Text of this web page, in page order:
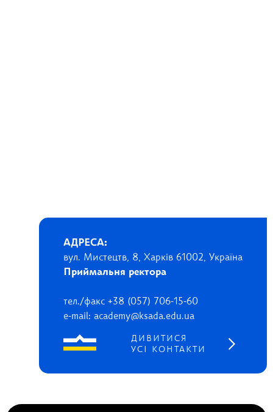
АДРЕСА:
вул. Мистецтв, 8, Харків 61002, Україна
Приймальня ректора
тел./факс +38 (057) 706-15-60
e-mail: academy@ksada.edu.ua
ДИВИТИСЯ
УСІ КОНТАКТИ